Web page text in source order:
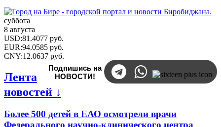
суббота
8 августа
USD:81.4077 руб.
EUR:94.0585 руб.
CNY:12.0637 руб.
Подпишись на
НОВОСТИ!
Лента
новостей ↓
Более 500 детей в ЕАО осмотрели врачи
Федерального научно-клинического центра